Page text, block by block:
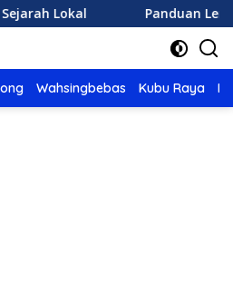
Lokal Panduan Lengkap
Wahsingbebas Kubu Raya